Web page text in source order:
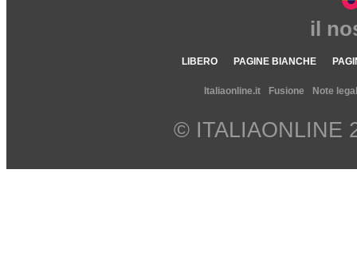
il
LIBERO PAGINE BIANCHE
Italiaonline.it Fusione Note
© ITALIAONLINE